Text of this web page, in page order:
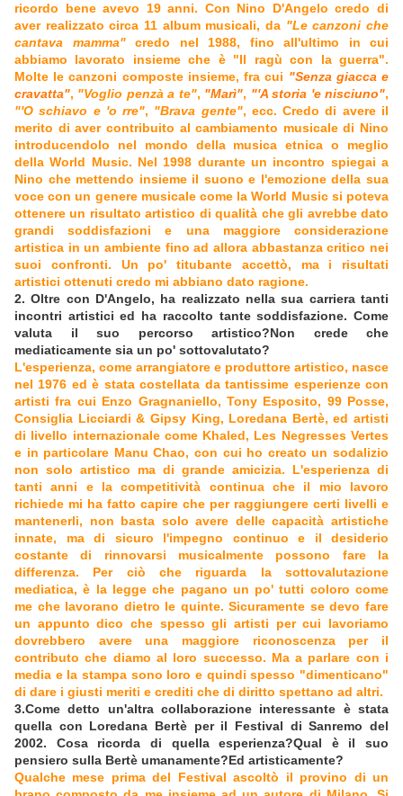
ricordo bene avevo 19 anni. Con Nino D'Angelo credo di
aver realizzato circa 11 album musicali, da "Le canzoni che
cantava mamma"credo nel 1988, fino all'ultimo in cui
abbiamo lavorato insieme che è "Il ragù con la guerra".
Molte le canzoni composte insieme, fra cui "Senza giacca e
cravatta", "Voglio penzà a te", "Marì", "'A storia 'e nisciuno",
"'O schiavo e 'o rre", "Brava gente", ecc. Credo di avere il
merito di aver contribuito al cambiamento musicale di Nino
introducendolo nel mondo della musica etnica o meglio
della World Music. Nel 1998 durante un incontro spiegai a
Nino che mettendo insieme il suono e l'emozione della sua
voce con un genere musicale come la World Music si poteva
ottenere un risultato artistico di qualità che gli avrebbe dato
grandi soddisfazioni e una maggiore considerazione
artistica in un ambiente fino ad allora abbastanza critico nei
suoi confronti. Un po' titubante accettò, ma i risultati
artistici ottenuti credo mi abbiano dato ragione.
2. Oltre con D'Angelo, ha realizzato nella sua carriera tanti
incontri artistici ed ha raccolto tante soddisfazione. Come
valuta il suo percorso artistico?Non crede che
mediaticamente sia un po' sottovalutato?
L'esperienza, come arrangiatore e produttore artistico, nasce
nel 1976 ed è stata costellata da tantissime esperienze con
artisti fra cui Enzo Gragnaniello, Tony Esposito, 99 Posse,
Consiglia Licciardi & Gipsy King, Loredana Bertè, ed artisti
di livello internazionale come Khaled, Les Negresses Vertes
e in particolare Manu Chao, con cui ho creato un sodalizio
non solo artistico ma di grande amicizia. L'esperienza di
tanti anni e la competitività continua che il mio lavoro
richiede mi ha fatto capire che per raggiungere certi livelli e
mantenerli, non basta solo avere delle capacità artistiche
innate, ma di sicuro l'impegno continuo e il desiderio
costante di rinnovarsi musicalmente possono fare la
differenza. Per ciò che riguarda la sottovalutazione
mediatica, è la legge che pagano un po' tutti coloro come
me che lavorano dietro le quinte. Sicuramente se devo fare
un appunto dico che spesso gli artisti per cui lavoriamo
dovrebbero avere una maggiore riconoscenza per il
contributo che diamo al loro successo. Ma a parlare con i
media e la stampa sono loro e quindi spesso "dimenticano"
di dare i giusti meriti e crediti che di diritto spettano ad altri.
3.Come detto un'altra collaborazione interessante è stata
quella con Loredana Bertè per il Festival di Sanremo del
2002. Cosa ricorda di quella esperienza?Qual è il suo
pensiero sulla Bertè umanamente?Ed artisticamente?
Qualche mese prima del Festival ascoltò il provino di un